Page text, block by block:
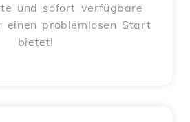
und sofort verfügbare
einen problemlosen Start
bietet!